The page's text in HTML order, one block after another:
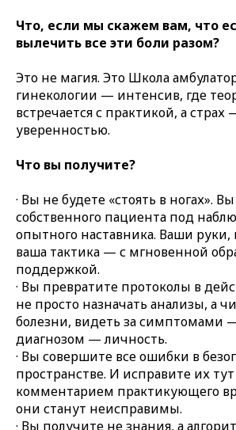
Что, если мы скажем вам, что
вылечить все эти боли разом?
Это не магия. Это Школа
гинекологии — интенсив, где
встречается с практикой, а страх
уверенностью.
Что вы получите?
· Вы не будете «стоять в ногах».
собственного пациента под
опытного наставника. Ваши руки,
ваша тактика — с мгновенной
поддержкой.
· Вы превратите протоколы в
не просто назначать анализы, а
болезни, видеть за симптомами
диагнозом — личность.
· Вы совершите все ошибки в
пространстве. И исправите их
комментарием практикующего
они станут неисправимы.
· Вы получите не знания, а